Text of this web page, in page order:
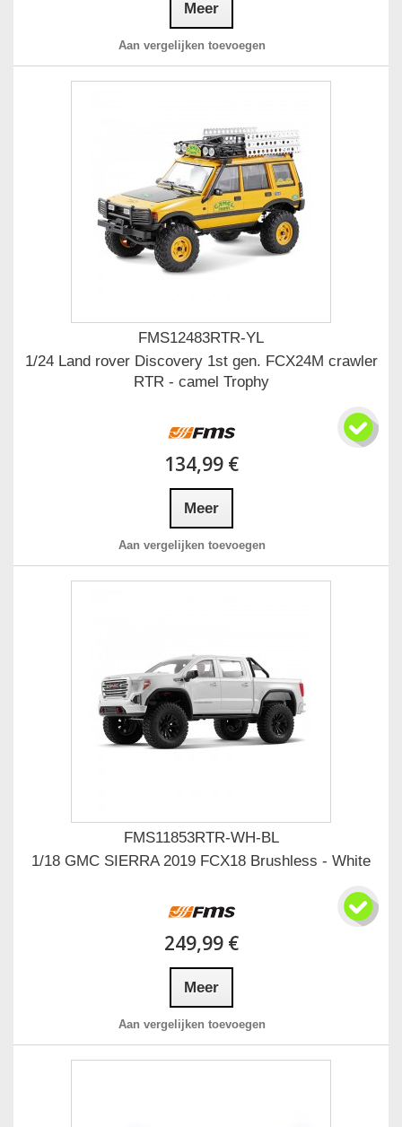
Meer
Aan vergelijken toevoegen
FMS12483RTR-YL
1/24 Land rover Discovery 1st gen. FCX24M crawler
RTR - camel Trophy
134,99 €
Meer
Aan vergelijken toevoegen
FMS11853RTR-WH-BL
1/18 GMC SIERRA 2019 FCX18 Brushless - White
249,99 €
Meer
Aan vergelijken toevoegen